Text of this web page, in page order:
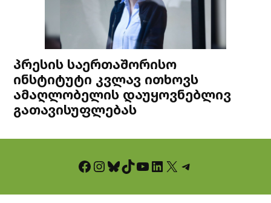
პრესის საერთაშორისო
ინსტიტუტი კვლავ ითხოვს
ამაღლობელის დაუყოვნებლივ
გათავისუფლებას
Facebook InstagramBluesky TikTok YouTube LinkedIn X Telegram